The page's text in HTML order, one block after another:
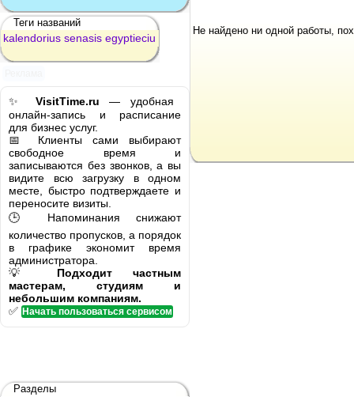
Теги названий
kalendorius senasis egyptieciu
✨ VisitTime.ru — удобная
онлайн-запись и расписание
для бизнес услуг.
📅 Клиенты сами выбирают
свободное время и
записываются без звонков, а вы
видите всю загрузку в одном
месте, быстро подтверждаете и
переносите визиты.
🕒 Напоминания снижают
количество пропусков, а порядок
в графике экономит время
администратора.
💡 Подходит частным
мастерам, студиям и
небольшим компаниям.
✅ Начать пользоваться сервисом
Разделы
Не найдено ни одной работы,